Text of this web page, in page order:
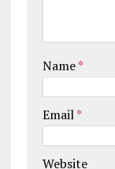
Name*
Email*
Website